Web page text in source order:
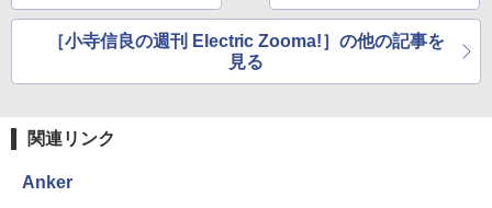
「WF-1000XM3」
NIN-SC」
［小寺信良の週刊 Electric Zooma!］の他の記事を
見る
関連リンク
Anker